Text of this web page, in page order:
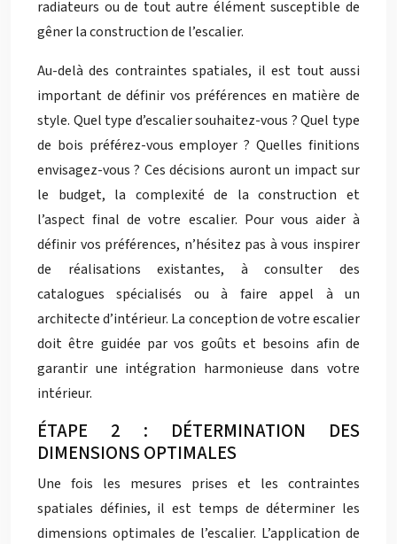
radiateurs ou de tout autre élément susceptible de
gêner la construction de l’escalier.
Au-delà des contraintes spatiales, il est tout aussi
important de définir vos préférences en matière de
style. Quel type d’escalier souhaitez-vous ? Quel type
de bois préférez-vous employer ? Quelles finitions
envisagez-vous ? Ces décisions auront un impact sur
le budget, la complexité de la construction et
l’aspect final de votre escalier. Pour vous aider à
définir vos préférences, n’hésitez pas à vous inspirer
de réalisations existantes, à consulter des
catalogues spécialisés ou à faire appel à un
architecte d’intérieur. La conception de votre escalier
doit être guidée par vos goûts et besoins afin de
garantir une intégration harmonieuse dans votre
intérieur.
ÉTAPE 2 : DÉTERMINATION DES
DIMENSIONS OPTIMALES
Une fois les mesures prises et les contraintes
spatiales définies, il est temps de déterminer les
dimensions optimales de l’escalier. L’application de